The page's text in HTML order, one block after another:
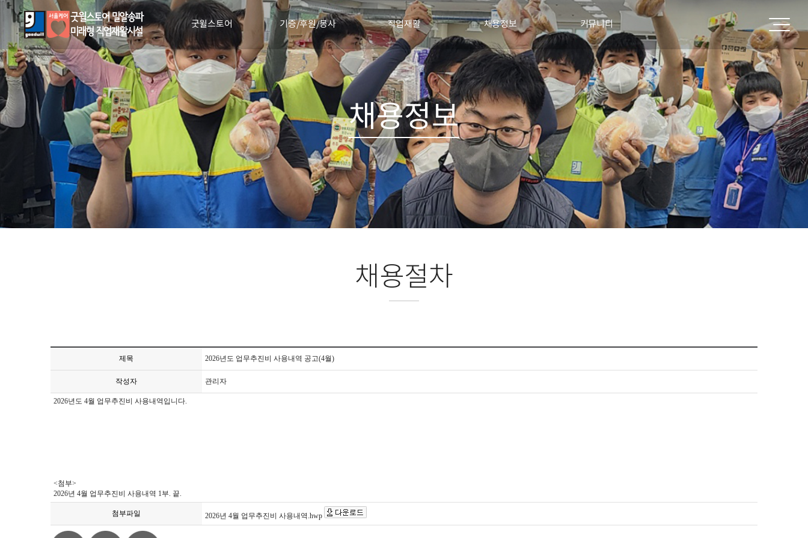
굿윌스토어
인사말
비전과 사명
매장안내
장애인 일자리 창출
CI 소개
조직도
인권 및 윤리 강령
기증/후원/봉사
물품기증
정기후원신청
기증소식
협력기업
자원봉사
직업재활
직업재활안내
직업재활소식
채용정보
채용절차
채용공고 및 합격자 발표
커뮤니티
공지사항
주요실적
언론보도
채용정보
채용절차
제목 2026년도 업무추진비 사용내역 공고(4월)
작성자 관리자
2026년도 4월 업무추진비 사용내역입니다.
<첨부>
2026년 4월 업무추진비 사용내역 1부. 끝.
첨부파일 2026년 4월 업무추진비 사용내역.hwp